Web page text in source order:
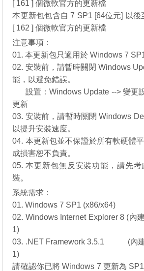
[ 161 ] 個微軟官方的更新檔
本更新包包含自 7 SP1 [64位元] 以
[ 162 ] 個微軟官方的更新檔
注意事項：
01. 本更新包只適用於 Windows 7
02. 安裝前，請暫時關閉 Windows
能，以避免錯誤。
設置：Windows Update --> 變更
更新
03. 安裝前，請暫時關閉 Windows
以提升安裝速度。
04. 本更新包並不保證於所有軟硬體
成損害恕不負責。
05. 本更新包無反安裝功能，請先
裝。
系統需求：
01. Windows 7 SP1 (x86/x64)
02. Windows Internet Explorer 8 (內
1)
03. .NET Framework 3.5.1
(內
1)
請確認你已將 Windows 7 更新為